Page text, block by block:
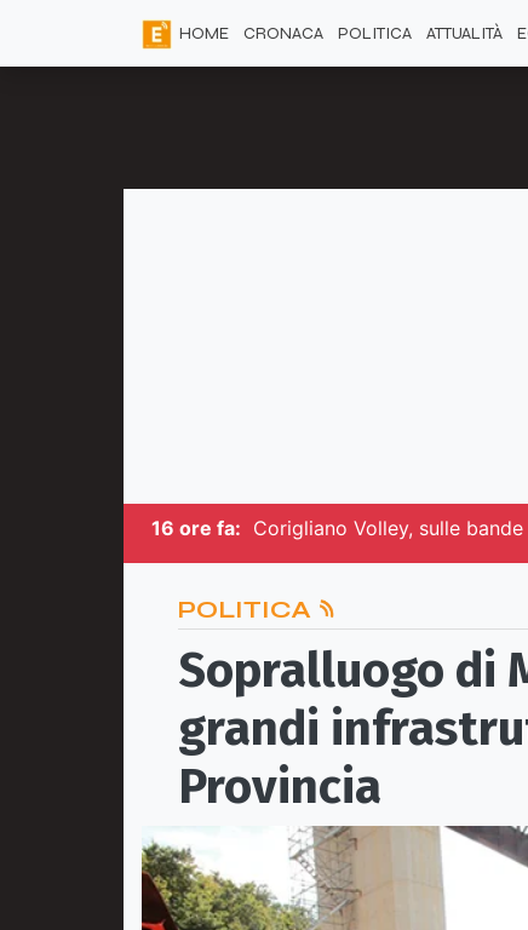
HOME CRONACA POLITICA ATTUALITÀ
16 ore fa: Corigliano Volley, sulle
POLITICA
Sopralluogo di
grandi
Provincia